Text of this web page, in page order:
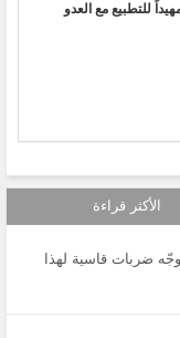
للتطبيع مع العدو
الأكثر قراءة
ضربات قاسية لهذا